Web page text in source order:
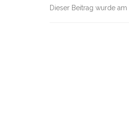
Dieser Beitrag wurde am